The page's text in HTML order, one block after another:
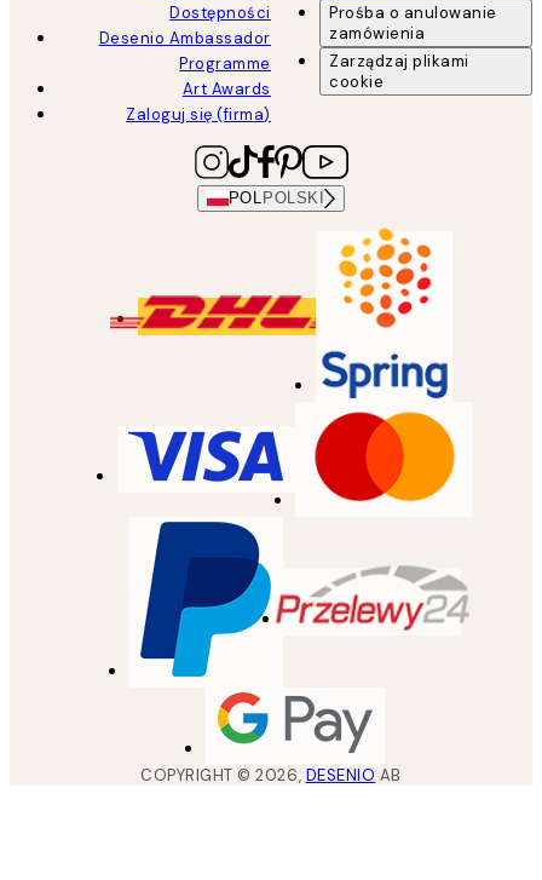
Dostępności
Desenio Ambassador
Programme
Art Awards
Zaloguj się (firma)
Prośba o anulowanie
zamówienia
Zarządzaj plikami
cookie
POL POLSKI
COPYRIGHT ©2026, DESENIO AB